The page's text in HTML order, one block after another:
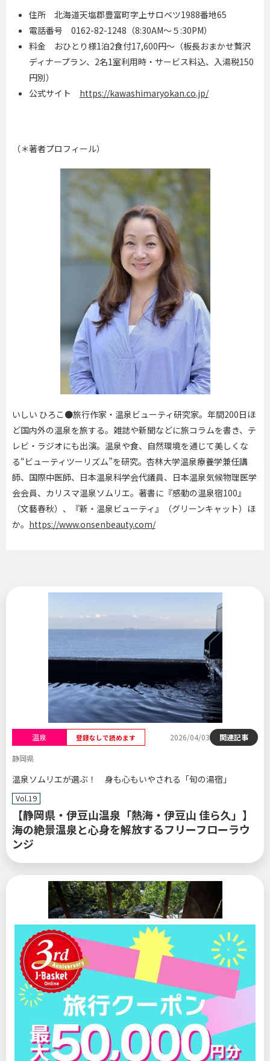
住所 北海道天塩郡豊富町字上サロベツ1988番地65
電話番号 0162-82-1248（8:30AM～５ :30PM）
料金 おひとり様1泊2食付17,600円～（板長おまかせ贅沢
ディナープラン、 2名1室利用時・サービス料込、入湯税150
円別）
公式サイト https://kawashimaryokan.co.jp/
（＊著者プロフィール）
いしい ひろこ●旅行作家・温泉ビューティ研究家。年間200日ほ
ど国内外の温泉を旅する。雑誌や新聞などに旅コラムを書き、テ
レビ・ラジオにも出演。温泉や食、自然環境を通じて美しくな
る“ビューティツーリズム”を研究。杏林大学温泉療養学兼任講
師、国際中医師、日本温泉科学会代議員、日本温泉気候物理医学
会会員、カリスマ温泉ソムリエ。著書に『感動の温泉宿100 』
（文藝春秋）、『新・温泉ビューティ』（グリーンキャット）ほ
か。 https://www.onsenbeauty.com/
温泉 登録なしで読めます 2026/04/03
関連記事
静岡県
温泉ソムリエが選ぶ！ 身も心もいやされる「旬の湯宿」
Vol.19
【静岡県・伊豆山温泉「熱海・伊豆山 佳ら久」】
海の絶景温泉と心身を解放するフリーフローラウ
ンジ
温泉 登録なしで読めます 2026/02/13
鹿児島県
温泉ソムリエが選ぶ！ 身も心もいやされる「旬の湯宿」